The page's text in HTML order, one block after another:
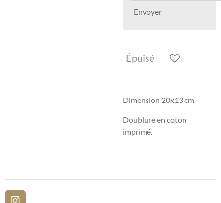
Envoyer
Épuisé
Dimension 20x13 cm
Doublure en coton
imprimé.